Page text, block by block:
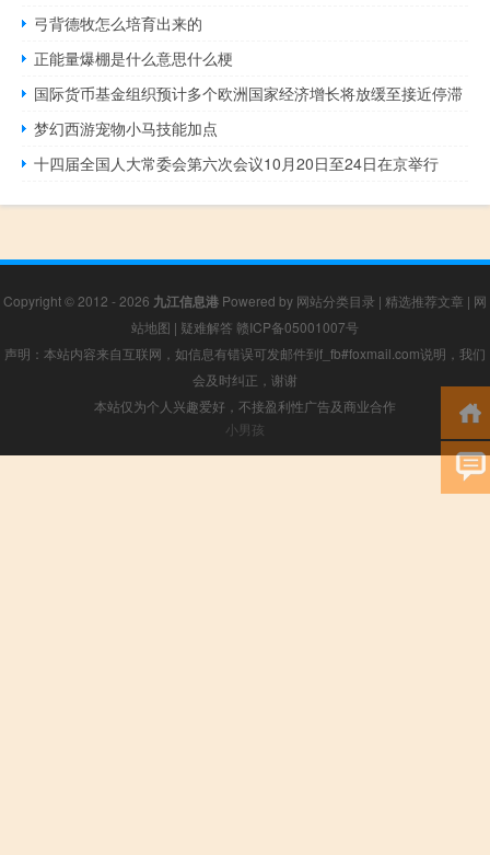
弓背德牧怎么培育出来的
正能量爆棚是什么意思什么梗
国际货币基金组织预计多个欧洲国家经济增长将放缓至接近停滞
梦幻西游宠物小马技能加点
十四届全国人大常委会第六次会议10月20日至24日在京举行
Copyright © 2012 - 2026 九江信息港 Powered by 网站分类目录 | 精选推荐文章 | 网
站地图 | 疑难解答 赣ICP备05001007号
声明：本站内容来自互联网，如信息有错误可发邮件到f_fb#foxmail.com说明，我们
会及时纠正，谢谢
本站仅为个人兴趣爱好，不接盈利性广告及商业合作
小男孩